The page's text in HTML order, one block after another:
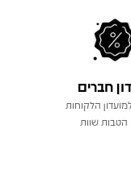
חברים
הלקוחות
הטבות שוות